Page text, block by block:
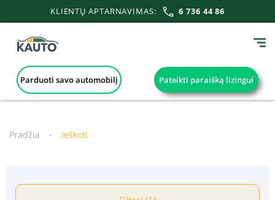
KLIENTŲ APTARNAVIMAS: 6 736 44 86
Parduoti savo automobilį Pateikti paraišką lizingui
Pradžia Ieškoti